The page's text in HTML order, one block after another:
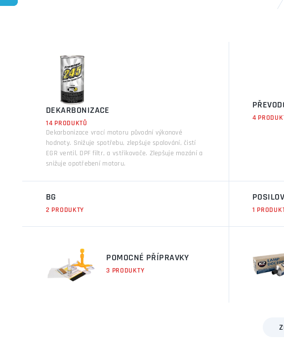
DEKARBONIZACE
14 PRODUKTŮ
Dekarbonizace vrací motoru původní výkonové
hodnoty. Snižuje spotřebu, zlepšuje spalování, čistí
EGR ventil, DPF filtr, a vstřikovače. Zlepšuje mazání a
snižuje opotřebení motoru.
4
BG
2 PRODUKTY 1
POMOCNÉ PŘÍPRAVKY
3 PRODUKTY